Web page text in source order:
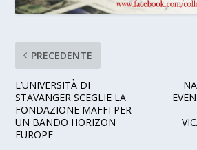
PRECEDENTE
L’UNIVERSITÀ DI
STAVANGER SCEGLIE LA
FONDAZIONE MAFFI PER
UN BANDO HORIZON
EUROPE